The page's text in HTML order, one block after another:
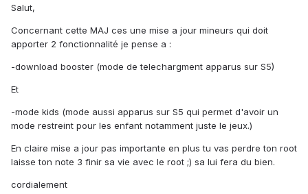
Salut,
Concernant cette MAJ ces une mise a jour mineurs qui doit
apporter 2 fonctionnalité je pense a :
-download booster (mode de telechargment apparus sur S5)
Et
-mode kids (mode aussi apparus sur S5 qui permet d'avoir un
mode restreint pour les enfant notamment juste le jeux.)
En claire mise a jour pas importante en plus tu vas perdre ton root
laisse ton note 3 finir sa vie avec le root ;) sa lui fera du bien.
cordialement